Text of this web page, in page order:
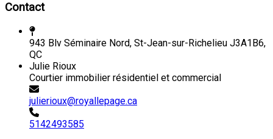
Contact
943 Blv Séminaire Nord, St-Jean-sur-Richelieu J3A1B6,
QC
Julie Rioux
Courtier immobilier résidentiel et commercial
julierioux@royallepage.ca
5142493585